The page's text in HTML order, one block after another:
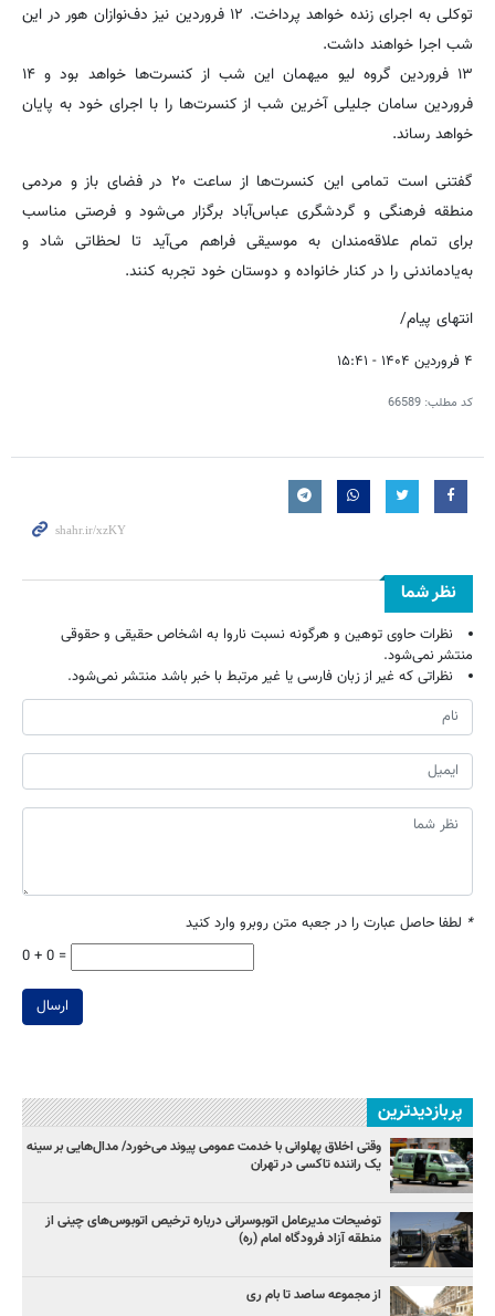
توکلی به اجرای زنده خواهد پرداخت. ۱۲ فروردین نیز دف‌نوازان هور در این
شب اجرا خواهند داشت.
۱۳ فروردین گروه لیو میهمان این شب از کنسرت‌ها خواهد بود و ۱۴
فروردین سامان جلیلی آخرین شب از کنسرت‌ها را با اجرای خود به پایان
خواهد رساند.
گفتنی است تمامی این کنسرت‌ها از ساعت ۲۰ در فضای باز و مردمی
منطقه فرهنگی و گردشگری عباس‌آباد برگزار می‌شود و فرصتی مناسب
برای تمام علاقه‌مندان به موسیقی فراهم می‌آید تا لحظاتی شاد و
به‌یادماندنی را در کنار خانواده و دوستان خود تجربه کنند.
انتهای پیام/
۴ فروردین ۱۴۰۴ - ۱۵:۴۱
کد مطلب: 66589
نظر شما
نظرات حاوی توهین و هرگونه نسبت ناروا به اشخاص حقیقی و حقوقی
منتشر نمی‌شود.
نظراتی که غیر از زبان فارسی یا غیر مرتبط با خبر باشد منتشر نمی‌شود.
* لطفا حاصل عبارت را در جعبه متن روبرو وارد کنید
0 + 0 =
ارسال
پربازدیدترین
وقتی اخلاق پهلوانی با خدمت عمومی پیوند می‌خورد/ مدال‌هایی بر سینه
یک راننده تاکسی در تهران
توضیحات مدیرعامل اتوبوسرانی درباره ترخیص اتوبوس‌های چینی از
منطقه آزاد فرودگاه امام (ره)
از مجموعه ساصد تا بام ری